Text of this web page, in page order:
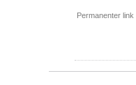
Permanenter link